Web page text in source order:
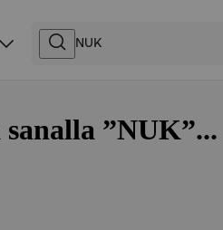
”NUK”...